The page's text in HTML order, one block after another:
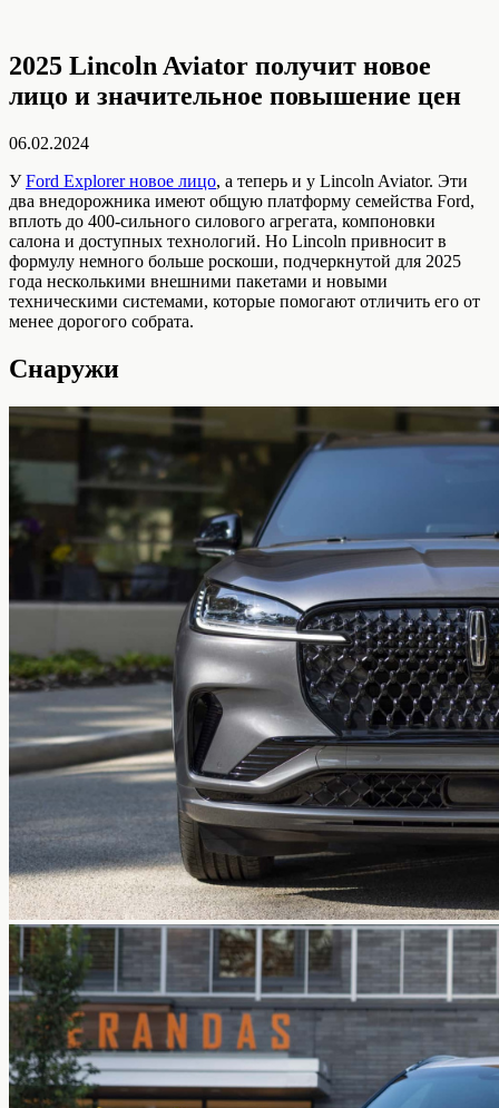
2025 Lincoln Aviator получит новое
лицо и значительное повышение цен
06.02.2024
УFord Explorer новое лицо, а теперь и у Lincoln Aviator. Эти
два внедорожника имеют общую платформу семейства Ford,
вплоть до 400-сильного силового агрегата, компоновки
салона и доступных технологий. Но Lincoln привносит в
формулу немного больше роскоши, подчеркнутой для 2025
года несколькими внешними пакетами и новыми
техническими системами, которые помогают отличить его от
менее дорогого собрата.
Снаружи